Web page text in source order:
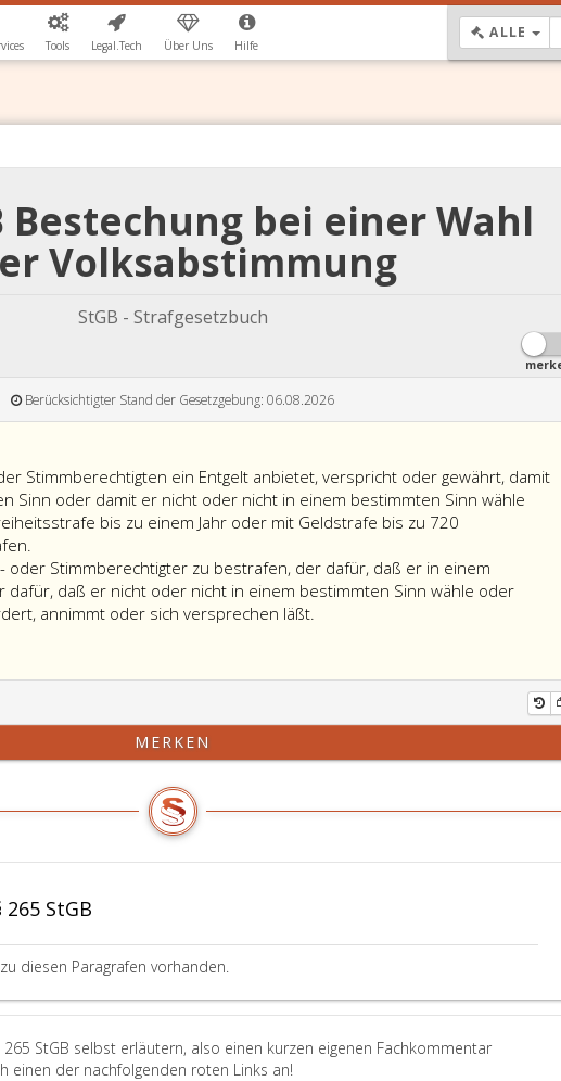
Tools Legal.Tech Über Uns Hilfe
ALLE
Bestechung bei einer Wahl
Volksabstimmung
StGB - Strafgesetzbuch
Berücksichtigter Stand der Gesetzgebung: 06.08.2026
Stimmberechtigten ein Entgelt anbietet, verspricht oder gewährt, damit
Sinn oder damit er nicht oder nicht in einem bestimmten Sinn wähle
bis zu einem Jahr oder mit Geldstrafe bis zu 720
oder Stimmberechtigter zu bestrafen, der dafür, daß er in einem
dafür, daß er nicht oder nicht in einem bestimmten Sinn wähle oder
annimmt oder sich versprechen läßt.
MERKEN
StGB
diesen Paragrafen vorhanden.
StGB selbst erläutern, also einen kurzen eigenen Fachkommentar
einen der nachfolgenden roten Links an!